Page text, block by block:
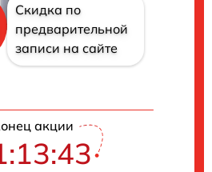
Скидка по
предварительной
записи на сайте
акции